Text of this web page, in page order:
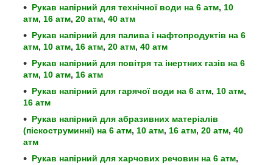
Рукав напірний для технічної води на 6 атм, 10
атм, 16 атм, 20 атм, 40 атм
Рукав напірний для палива і нафтопродуктів на 6
атм, 10 атм, 16 атм, 20 атм, 40 атм
Рукав напірний для повітря та інертних газів на 6
атм, 10 атм, 16 атм
Рукав напірний для гарячої води на 6 атм, 10 атм,
16 атм
Рукав напірний для абразивних матеріалів
(піскоструминні) на 6 атм, 10 атм, 16 атм, 20 атм, 40
атм
Рукав напірний для харчових речовин на 6 атм,